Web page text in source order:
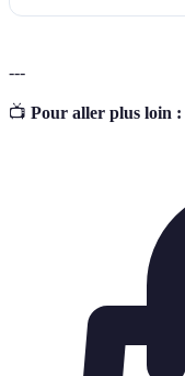
---
📺 Pour aller plus loin :